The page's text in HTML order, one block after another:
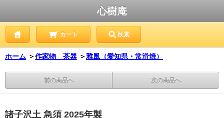
心樹庵
カート 検索
ホーム ＞作家物 茶器 ＞雅風（愛知県・常滑焼）
前の商品へ 次の商品へ
諸子沢土 急須 2025年製